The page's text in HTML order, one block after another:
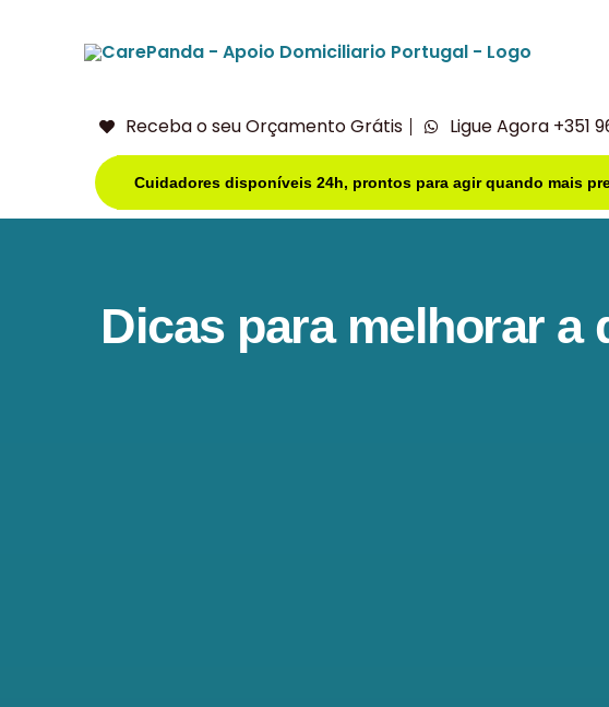
Receba o seu Orçamento Grátis Ligue Agora +351
Cuidadores disponíveis 24h, prontos para agir quando mais
Dicas para melhorar a